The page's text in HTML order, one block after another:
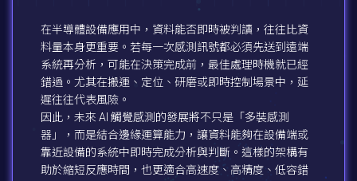
在半導體設備應用中，資料能否即時被判讀，往往比資
料量本身更重要。若每一次感測訊號都必須先送到遠端
系統再分析，可能在決策完成前，最佳處理時機就已經
錯過。尤其在搬運、定位、研磨或即時控制場景中，延
遲往往代表風險。
因此，未來 AI 觸覺感測的發展將不只是「多裝感測
器」，而是結合邊緣運算能力，讓資料能夠在設備端或
靠近設備的系統中即時完成分析與判斷。這樣的架構有
助於縮短反應時間，也更適合高速度、高精度、低容錯